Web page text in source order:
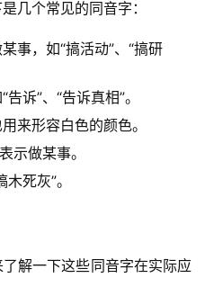
几个常见的同音字：
事，如“搞活动”、“搞研
诉”、“告诉真相”。
来形容白色的颜色。
示做某事。
死灰”。
解一下这些同音字在实际应